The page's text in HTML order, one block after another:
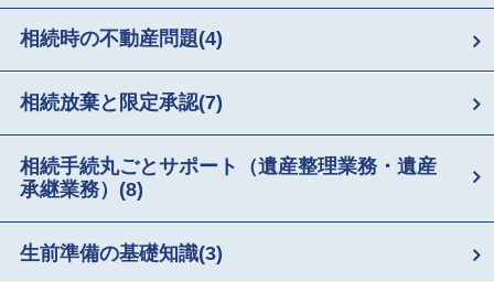
相続時の不動産問題(4)
相続放棄と限定承認(7)
相続手続丸ごとサポート（遺産整理業務・遺産
承継業務） (8)
生前準備の基礎知識(3)